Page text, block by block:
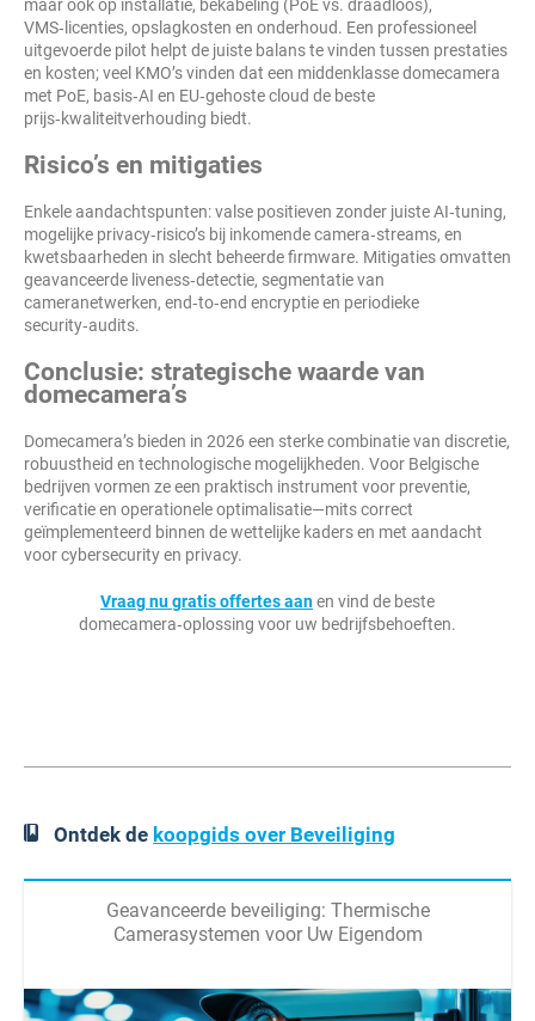
maar ook op installatie, bekabeling (PoE vs. draadloos),
VMS‑licenties, opslagkosten en onderhoud. Een professioneel
uitgevoerde pilot helpt de juiste balans te vinden tussen prestaties
en kosten; veel KMO’s vinden dat een middenklasse domecamera
met PoE, basis‑AI en EU‑gehoste cloud de beste
prijs‑kwaliteitverhouding biedt.
Risico’s en mitigaties
Enkele aandachtspunten: valse positieven zonder juiste AI‑tuning,
mogelijke privacy‑risico’s bij inkomende camera‑streams, en
kwetsbaarheden in slecht beheerde firmware. Mitigaties omvatten
geavanceerde liveness‑detectie, segmentatie van
cameranetwerken, end‑to‑end encryptie en periodieke
security‑audits.
Conclusie: strategische waarde van
domecamera’s
Domecamera’s bieden in 2026 een sterke combinatie van discretie,
robuustheid en technologische mogelijkheden. Voor Belgische
bedrijven vormen ze een praktisch instrument voor preventie,
verificatie en operationele optimalisatie—mits correct
geïmplementeerd binnen de wettelijke kaders en met aandacht
voor cybersecurity en privacy.
Vraag nu gratis offertes aanen vind de beste
domecamera‑oplossing voor uw bedrijfsbehoeften.
Ontdek de koopgids over Beveiliging
Geavanceerde beveiliging: Thermische
Camerasystemen voor Uw Eigendom